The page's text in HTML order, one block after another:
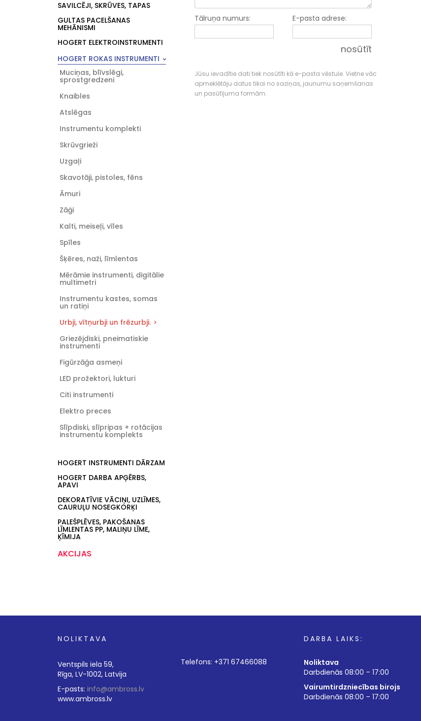
SAVILCĒJI, SKRŪVES, TAPAS
GULTAS PACELŠANAS
MEHĀNISMI
HOGERT ELEKTROINSTRUMENTI
HOGERT ROKAS INSTRUMENTI
Muciņas, blīvslēgi,
sprostgredzeni
Knaibles
Atslēgas
Instrumentu komplekti
Skrūvgrieži
Uzgaļi
Skavotāji, pistoles, fēns
Āmuri
Zāģi
Kalti, meiseļi, vīles
Spīles
Šķēres, naži, līmlentas
Mērāmie instrumenti, digitālie
multimetri
Instrumentu kastes, somas
un ratiņi
Urbji, vītņurbji un frēzurbji.
Griezējdiski, pneimatiskie
instrumenti
Figūrzāģa asmeņi
LED prožektori, lukturi
Citi instrumenti
Elektro preces
Slīpdiski, slīpripas + rotācijas
instrumentu komplekts
HOGERT INSTRUMENTI DĀRZAM
HOGERT DARBA APĢĒRBS,
APAVI
DEKORATĪVIE VĀCIŅI, UZLĪMES,
CAURUĻU NOSEGKORĶI
PALEŠPLĒVES, PAKOŠANAS
LĪMLENTAS PP, MALIŅU LĪME,
ĶĪMIJA
AKCIJAS
Tālruņa numurs: E-pasta adrese:
nosūtīt
Jūsu ievadītie dati tiek nosūtīti kā e-pasta vēstule. Vietne vāc
apmeklētāju datus tikai no saziņas, jaunumu saņemšanas
un pasūtījuma formām.
NOLIKTAVA
Ventspils iela 59,
Rīga, LV-1002, Latvija
E-pasts: info@ambross.lv
www.ambross.lv
Telefons: +371 67466088
DARBA LAIKS:
Noliktava
Darbdienās 08:00 – 17:00
Vairumtirdzniecības birojs
Darbdienās 08:00 – 17:00